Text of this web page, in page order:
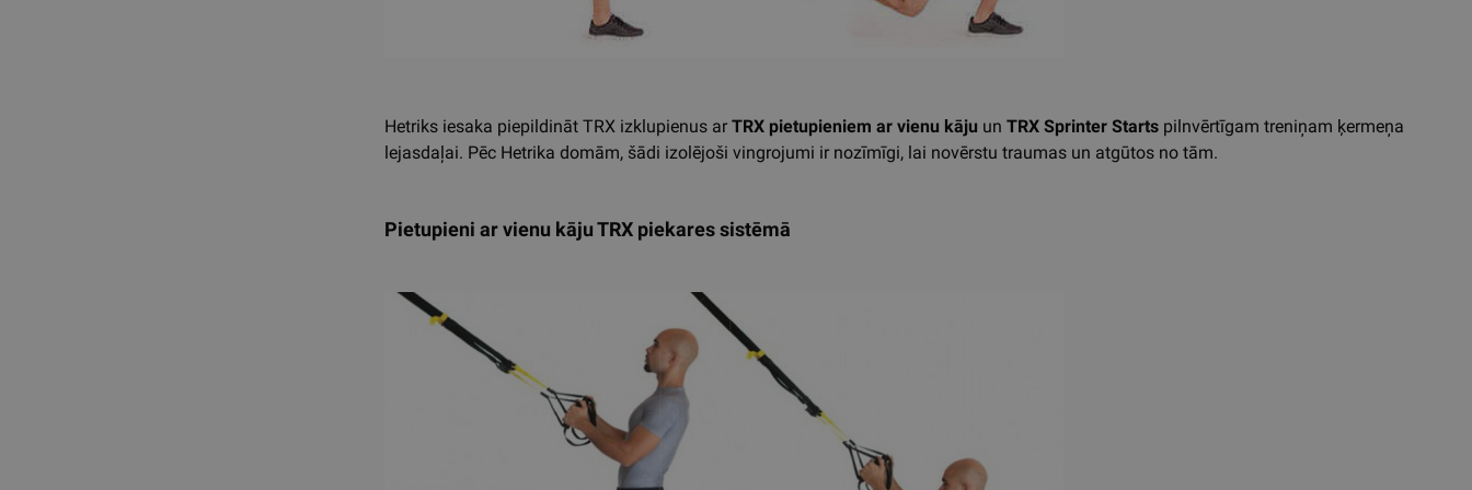
Hetriks iesaka piepildināt TRX izklupienus ar TRX pietupieniem ar vienu kāju un TRX Sprinter Starts pilnvērtīgam treniņam ķermeņa
lejasdaļai. Pēc Hetrika domām, šādi izolējoši vingrojumi ir nozīmīgi, lai novērstu traumas un atgūtos no tām.
Pietupieni ar vienu kāju TRX piekares sistēmā